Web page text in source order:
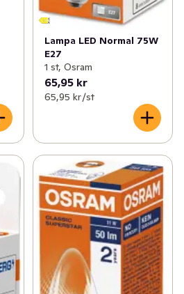
Lampa LED Normal 75W
E27
1 st, Osram
65,95 kr
65,95 kr /st